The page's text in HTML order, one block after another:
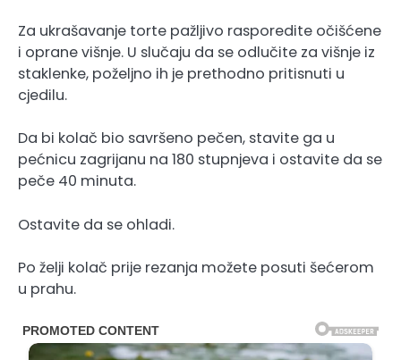
Za ukrašavanje torte pažljivo rasporedite očišćene
i oprane višnje. U slučaju da se odlučite za višnje iz
staklenke, poželjno ih je prethodno pritisnuti u
cjedilu.
Da bi kolač bio savršeno pečen, stavite ga u
pećnicu zagrijanu na 180 stupnjeva i ostavite da se
peče 40 minuta.
Ostavite da se ohladi.
Po želji kolač prije rezanja možete posuti šećerom
u prahu.